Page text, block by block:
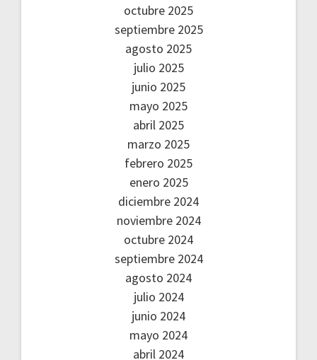
octubre 2025
septiembre 2025
agosto 2025
julio 2025
junio 2025
mayo 2025
abril 2025
marzo 2025
febrero 2025
enero 2025
diciembre 2024
noviembre 2024
octubre 2024
septiembre 2024
agosto 2024
julio 2024
junio 2024
mayo 2024
abril 2024